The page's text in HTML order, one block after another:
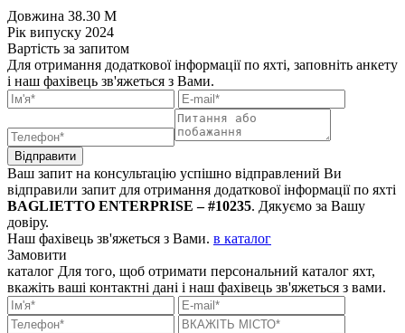
Довжина 38.30 M
Рік випуску 2024
Вартість за запитом
Для отримання додаткової інформації по яхті, заповніть анкету
і наш фахівець зв'яжеться з Вами.
Відправити
Ваш запит на консультацію успішно відправлений Ви
відправили запит для отримання додаткової інформації по яхті
BAGLIETTO ENTERPRISE – #10235. Дякуємо за Вашу
довіру.
Наш фахівець зв'яжеться з Вами. в каталог
Замовити
каталог Для того, щоб отримати персональний каталог яхт,
вкажіть ваші контактні дані і наш фахівець зв'яжеться з вами.